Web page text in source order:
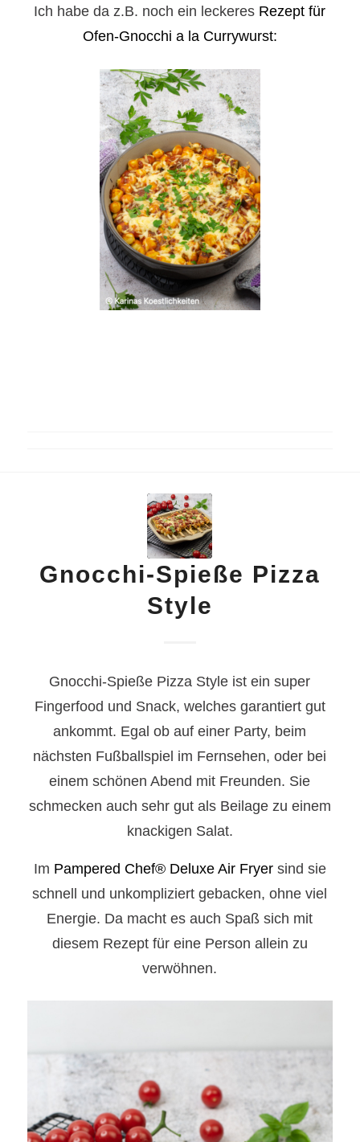
Ich habe da z.B. noch ein leckeres Rezept für
Ofen-Gnocchi a la Currywurst:
Gnocchi-Spieße Pizza
Style
Gnocchi-Spieße Pizza Style ist ein super
Fingerfood und Snack, welches garantiert gut
ankommt. Egal ob auf einer Party, beim
nächsten Fußballspiel im Fernsehen, oder bei
einem schönen Abend mit Freunden. Sie
schmecken auch sehr gut als Beilage zu einem
knackigen Salat.
Im Pampered Chef®Deluxe Air Fryersind sie
schnell und unkompliziert gebacken, ohne viel
Energie. Da macht es auch Spaß sich mit
diesem Rezept für eine Person allein zu
verwöhnen.